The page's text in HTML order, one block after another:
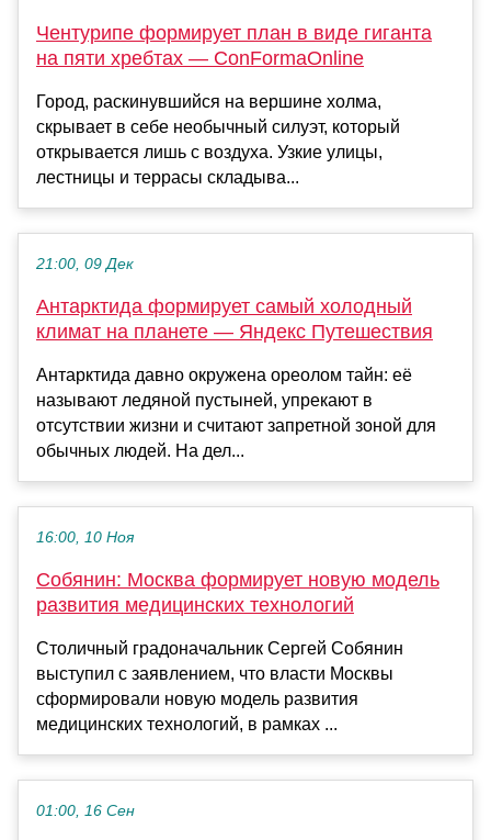
Чентурипе формирует план в виде гиганта
на пяти хребтах — ConFormaOnline
Город, раскинувшийся на вершине холма,
скрывает в себе необычный силуэт, который
открывается лишь с воздуха. Узкие улицы,
лестницы и террасы складыва...
21:00, 09 Дек
Антарктида формирует самый холодный
климат на планете — Яндекс Путешествия
Антарктида давно окружена ореолом тайн: её
называют ледяной пустыней, упрекают в
отсутствии жизни и считают запретной зоной для
обычных людей. На дел...
16:00, 10 Ноя
Собянин: Москва формирует новую модель
развития медицинских технологий
Столичный градоначальник Сергей Собянин
выступил с заявлением, что власти Москвы
сформировали новую модель развития
медицинских технологий, в рамках ...
01:00, 16 Сен